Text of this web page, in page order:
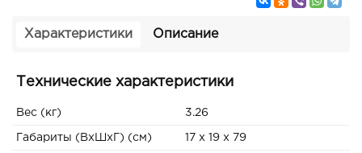
Характеристики Описание
Технические характеристики
Вес (кг) 3.26
Габариты (ВxШxГ) (см) 17 x 19 x 79